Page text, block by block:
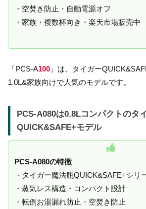
・空焚き防止・自動電源オフ
・家族・複数杯向き・楽天市場販売中
「PCS-A100 」は、タイガー
1.0L&家族向けで人気のモデルです。
PCS-A080は0.8Lコンパクトのタ
QUICK&SAFE+モデル
PCS-A080の特徴
・タイガー魔法瓶QUICK&SAFE+シリ
・蒸気レス構造・コンパクト設計
・転倒お湯漏れ防止・空焚き防止